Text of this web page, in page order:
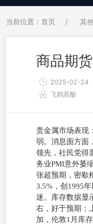
当前位置：首页 / 其
商品期
2025-02-24
飞鹤萘酚
贵金属市场表现
弱。消息面方面
领先，社民党得
务业PMI意外萎
张超预期，密歇
3.5%，创1995
迷。库存数据显
右，好于预期；
加，伦敦1月库